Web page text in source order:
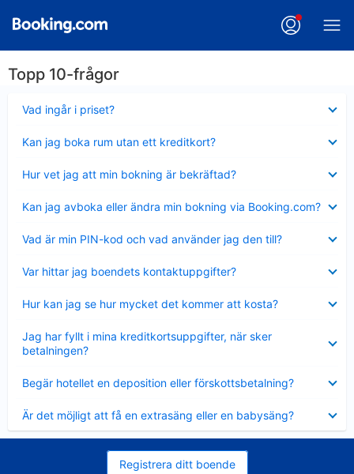
Topp 10-frågor
Vad ingår i priset?
mindre
Kan jag boka rum utan ett kreditkort?
mindre
Hur vet jag att min bokning är bekräftad?
mindre
Kan jag avboka eller ändra min bokning via Booking.com?
mindre
Vad är min PIN-kod och vad använder jag den till?
mindre
Var hittar jag boendets kontaktuppgifter?
mindre
Hur kan jag se hur mycket det kommer att kosta?
mindre
Jag har fyllt i mina kreditkortsuppgifter, när sker
betalningen?
mindre
Begär hotellet en deposition eller förskottsbetalning?
mindre
Är det möjligt att få en extrasäng eller en babysäng?
mindre
Registrera ditt boende